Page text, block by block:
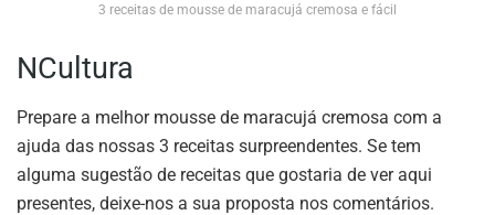
3 receitas de mousse de maracujá cremosa e fácil
NCultura
Prepare a melhor mousse de maracujá cremosa com a
ajuda das nossas 3 receitas surpreendentes. Se tem
alguma sugestão de receitas que gostaria de ver aqui
presentes, deixe-nos a sua proposta nos comentários.